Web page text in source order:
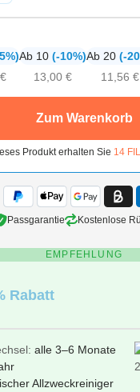
Ab 10 (-10%)
13,00 €
Ab 20 (-
11,56 €
Zum Warenkorb
Produkt erhalten Sie 14
Passgarantie Kostenlose
EMPFEHLUNG
Rabatt
alle 3–6 Monate
Allzweckreiniger